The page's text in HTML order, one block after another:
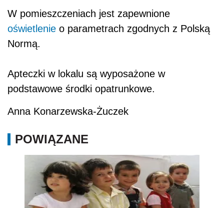
W pomieszczeniach jest zapewnione
oświetlenie o parametrach zgodnych z Polską
Normą.
Apteczki w lokalu są wyposażone w
podstawowe środki opatrunkowe.
Anna Konarzewska-Żuczek
POWIĄZANE